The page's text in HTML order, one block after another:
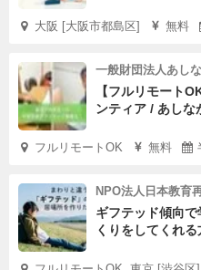
大阪 [大阪市都島区] 無料
一般財団法人あし
【フルリモート
ンティア / あしな
フルリモートOK 無料
NPO法人日本教育
ギフテッド傾向
くりをしてくれ